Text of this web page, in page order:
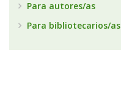
Para autores/as
Para bibliotecarios/as